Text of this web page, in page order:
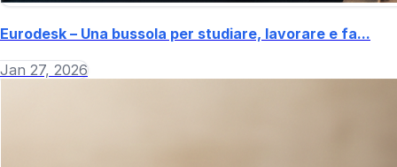
Eurodesk – Una bussola per studiare, lavorare e fa...
Jan 27, 2026